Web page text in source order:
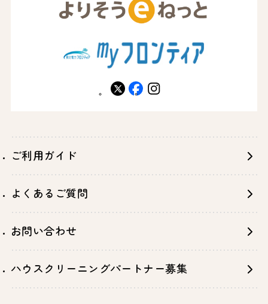
X facebookinstagram
ご利用ガイド
よくあるご質問
お問い合わせ
ハウスクリーニングパートナー募集